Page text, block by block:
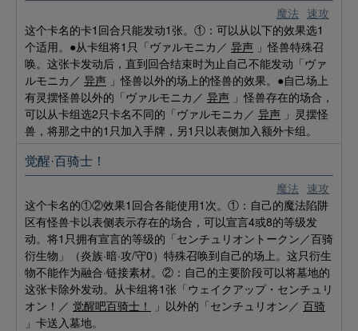
魔法 速攻
这个卡名的卡1回合只能发动1张。①：可以从以下的效果选1
个适用。●从卡组将1只「ヴァルモニカ／ 异声 」怪兽特殊召
唤。这张卡发动后，直到回合结束时为止自己不能发动「ヴァ
ルモニカ／ 异声 」怪兽以外的场上的怪兽的效果。●自己场上
有灵摆怪兽以外的「ヴァルモニカ／ 异声 」怪兽存在的场合，
可以从卡组选2只卡名不同的「ヴァルモニカ／ 异声 」灵摆怪
兽，将那之中的1只加入手牌，另1只以表侧加入额外卡组。
魔法 速攻
觉醒·百骑士！
这个卡名的①②效果1回合各能使用1次。①：自己的魔法陷阱
区有怪兽卡以表侧表示存在的场合，可以宣言4或8的等级发
动。将1只拥有宣言的等级的「センチュリオントークン／百骑
衍生物」（炎族·暗·攻/守0）特殊召唤到自己的场上。这只衍生
物不能作为融合·链接素材。②：自己的主要阶段可以将墓地的
这张卡除外发动。从卡组将1张「ウェイクアップ・センチュリ
オン！／ 觉醒吧百骑士！ 」以外的「センチュリオン／ 百骑
」卡送入墓地。